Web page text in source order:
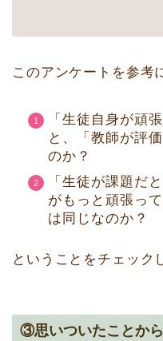
このアンケートを参考
「生徒自身が頑
と、「教師が評
のか？
「生徒が課題だ
がもっと頑張っ
は同じなのか？
ということをチェック
③思いついたことか